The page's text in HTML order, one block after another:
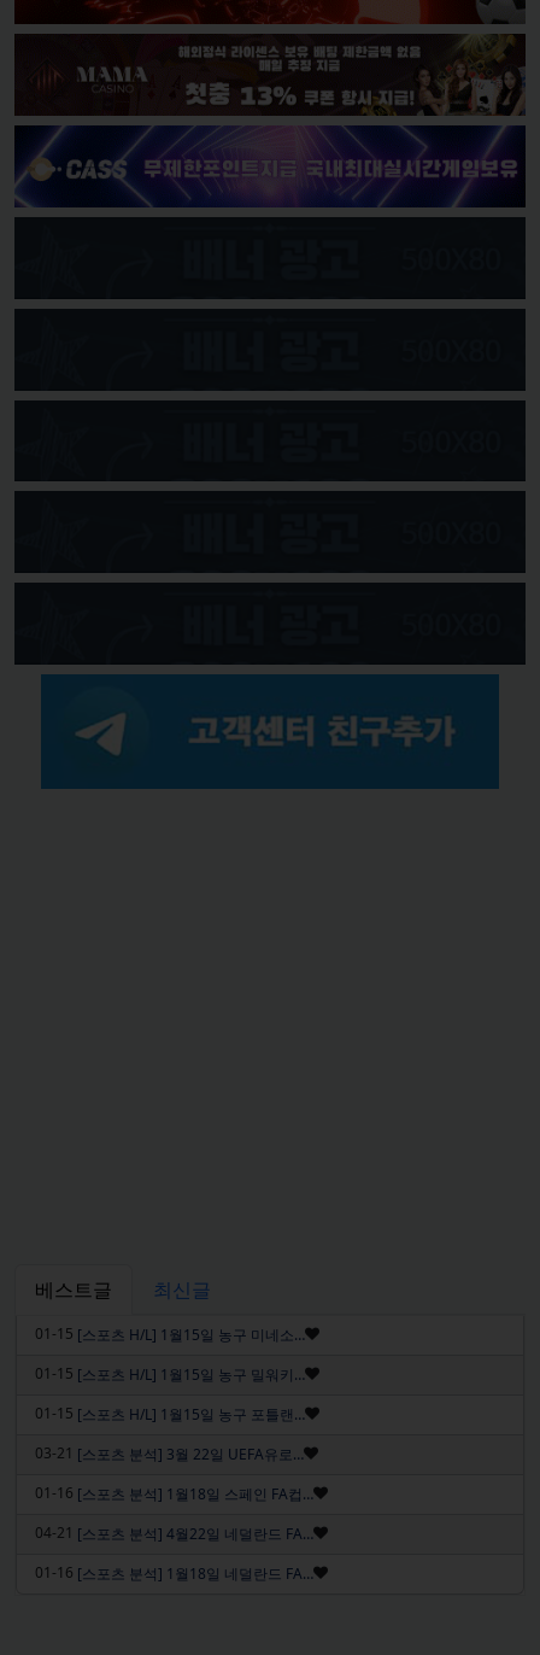
베스트글 최신글
01-15 [스포츠 H/L] 1월15일 농구 미네소… 인기글
01-15 [스포츠 H/L] 1월15일 농구 밀워키… 인기글
01-15 [스포츠 H/L] 1월15일 농구 포틀랜… 인기글
03-21 [스포츠 분석] 3월 22일 UEFA유로… 인기글
01-16 [스포츠 분석] 1월18일 스페인 FA컵… 인기글
04-21 [스포츠 분석] 4월22일 네덜란드 FA… 인기글
01-16 [스포츠 분석] 1월18일 네덜란드 FA… 인기글